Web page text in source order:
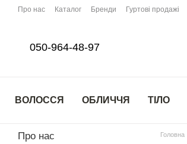
Перейти до основного контенту
Про нас Каталог Бренди Гуртові продажі
050-964-48-97
ВОЛОССЯ ОБЛИЧЧЯ ТІЛО
Головна
Про нас